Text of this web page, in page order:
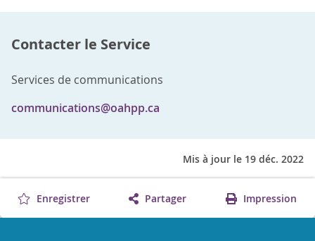
Contacter le Service
Services de communications
communications@oahpp.ca
Mis à jour le 19 déc. 2022
Enregistrer Partager Impression